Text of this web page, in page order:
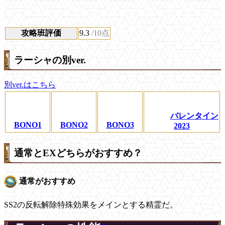
攻略班評価 9.3 /10点
ラーシャの別ver.
別ver.はこちら
BONO1 BONO2 BONO3
バレンタイン
2023
通常とEXどちらがおすすめ？
通常がおすすめ
SS2の反転解除特殊効果をメインとする精霊だ。